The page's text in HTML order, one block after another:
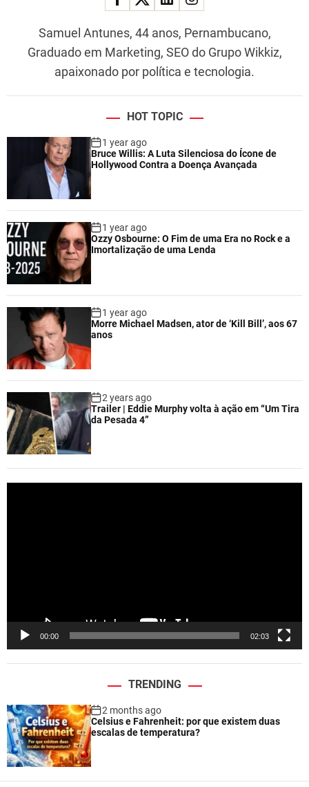
Samuel Antunes, 44 anos, Pernambucano,
Graduado em Marketing, SEO do Grupo Wikkiz,
apaixonado por política e tecnologia.
HOT TOPIC
1 year ago
Bruce Willis: A Luta Silenciosa do Ícone de
Hollywood Contra a Doença Avançada
1 year ago
Ozzy Osbourne: O Fim de uma Era no Rock e a
Imortalização de uma Lenda
1 year ago
Morre Michael Madsen, ator de ‘Kill Bill’, aos 67
anos
2 years ago
Trailer | Eddie Murphy volta à ação em “Um Tira
da Pesada 4”
00:00 02:03
TRENDING
2 months ago
Celsius e Fahrenheit: por que existem duas
escalas de temperatura?